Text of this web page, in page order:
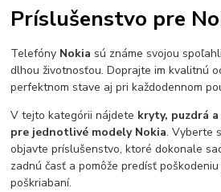
Príslušenstvo pre
Telefóny Nokia sú známe svojou
dlhou životnosťou. Doprajte im kvalitnú
perfektnom stave aj pri každodennom
V tejto kategórii nájdete kryty, puzdrá
pre jednotlivé modely Nokia. Vyberte
objavte príslušenstvo, ktoré dokonale
zadnú časť a pomôže predísť
poškriabaní.